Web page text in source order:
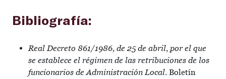
Bibliografía:
Real Decreto 861/1986, de 25 de abril, por el que
se establece el régimen de las retribuciones de los
funcionarios de Administración Local. Boletín